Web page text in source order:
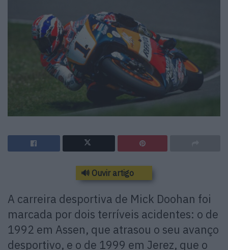
🔊 Ouvir artigo
A carreira desportiva de Mick Doohan foi
marcada por dois terríveis acidentes: o de
1992 em Assen, que atrasou o seu avanço
desportivo, e o de 1999 em Jerez, que o